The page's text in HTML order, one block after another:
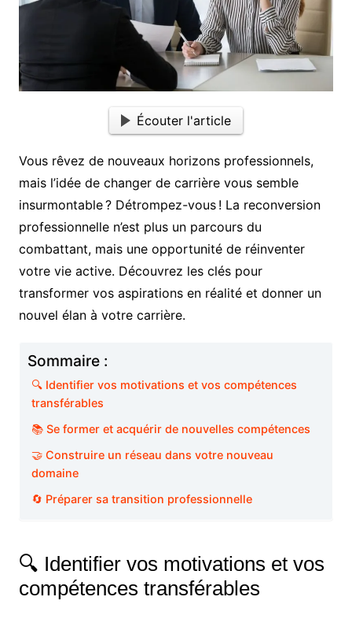
Écouter l'article
Vous rêvez de nouveaux horizons professionnels,
mais l’idée de changer de carrière vous semble
insurmontable ? Détrompez-vous ! La reconversion
professionnelle n’est plus un parcours du
combattant, mais une opportunité de réinventer
votre vie active. Découvrez les clés pour
transformer vos aspirations en réalité et donner un
nouvel élan à votre carrière.
Sommaire :
🔍 Identifier vos motivations et vos compétences
transférables
📚 Se former et acquérir de nouvelles compétences
🤝 Construire un réseau dans votre nouveau
domaine
🔄 Préparer sa transition professionnelle
🔍 Identifier vos motivations et vos
compétences transférables